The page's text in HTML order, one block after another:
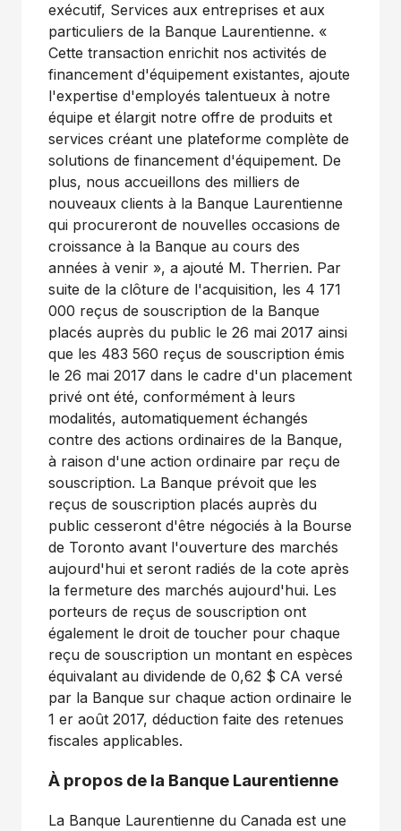
exécutif, Services aux entreprises et aux
particuliers de la Banque Laurentienne. «
Cette transaction enrichit nos activités de
financement d'équipement existantes, ajoute
l'expertise d'employés talentueux à notre
équipe et élargit notre offre de produits et
services créant une plateforme complète de
solutions de financement d'équipement. De
plus, nous accueillons des milliers de
nouveaux clients à la Banque Laurentienne
qui procureront de nouvelles occasions de
croissance à la Banque au cours des
années à venir », a ajouté M. Therrien. Par
suite de la clôture de l'acquisition, les 4 171
000 reçus de souscription de la Banque
placés auprès du public le 26 mai 2017 ainsi
que les 483 560 reçus de souscription émis
le 26 mai 2017 dans le cadre d'un placement
privé ont été, conformément à leurs
modalités, automatiquement échangés
contre des actions ordinaires de la Banque,
à raison d'une action ordinaire par reçu de
souscription. La Banque prévoit que les
reçus de souscription placés auprès du
public cesseront d'être négociés à la Bourse
de Toronto avant l'ouverture des marchés
aujourd'hui et seront radiés de la cote après
la fermeture des marchés aujourd'hui. Les
porteurs de reçus de souscription ont
également le droit de toucher pour chaque
reçu de souscription un montant en espèces
équivalant au dividende de 0,62 $ CA versé
par la Banque sur chaque action ordinaire le
1 er août 2017, déduction faite des retenues
fiscales applicables.
À propos de la Banque Laurentienne
La Banque Laurentienne du Canada est une